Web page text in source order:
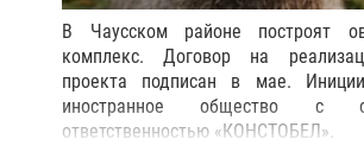
В Чаусском районе построят
комплекс. Договор на
проекта подписан в мае.
иностранное общество с
ответственностью «КОНСТОБЕЛ».